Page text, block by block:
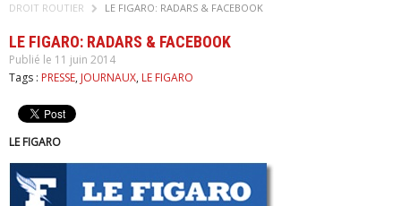
DROIT ROUTIER LE FIGARO: RADARS & FACEBOOK
LE FIGARO: RADARS & FACEBOOK
Publié le 11 juin 2014
Tags : PRESSE, JOURNAUX, LE FIGARO
LE FIGARO